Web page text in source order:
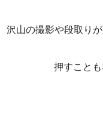
沢山の撮影や段取りが
押すこと